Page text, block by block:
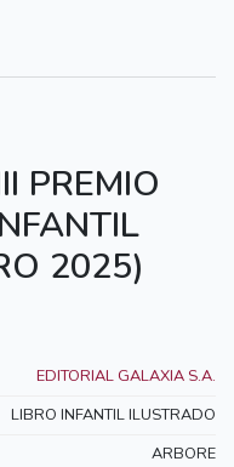
PREMIO
2025)
EDITORIAL GALAXIA S.A.
LIBRO INFANTIL ILUSTRADO
ARBORE